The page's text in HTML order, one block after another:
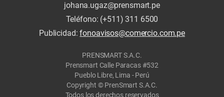
johana.ugaz@prensmart.pe
Teléfono: (+511) 311 6500
Publicidad:fonoavisos@comercio.com.pe
PRENSMART S.A.C.
Prensmart Calle Paracas #532
Pueblo Libre, Lima - Perú
Copyright © PrenSmart S.A.C.
Todos los derechos reservados